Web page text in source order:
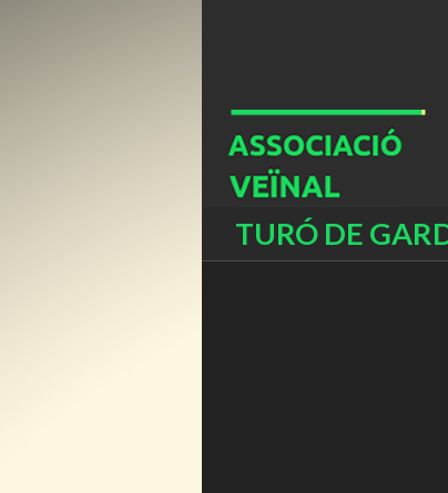
TURÓ DE
Buscar